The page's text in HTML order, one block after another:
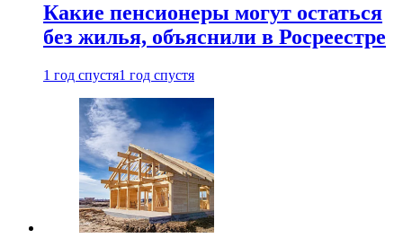
Какие пенсионеры могут остаться
без жилья, объяснили в Росреестре
1 год спустя1 год спустя